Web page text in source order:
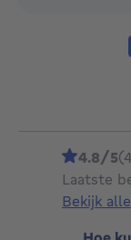
4.8/5
Laatste
Bekijk